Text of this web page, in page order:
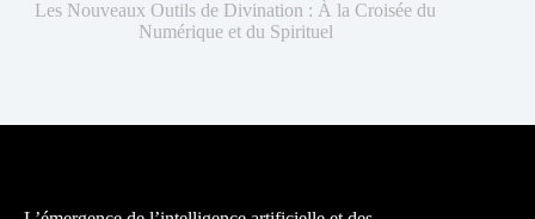
Les Nouveaux Outils de Divination : À la Croisée du
Numérique et du Spirituel